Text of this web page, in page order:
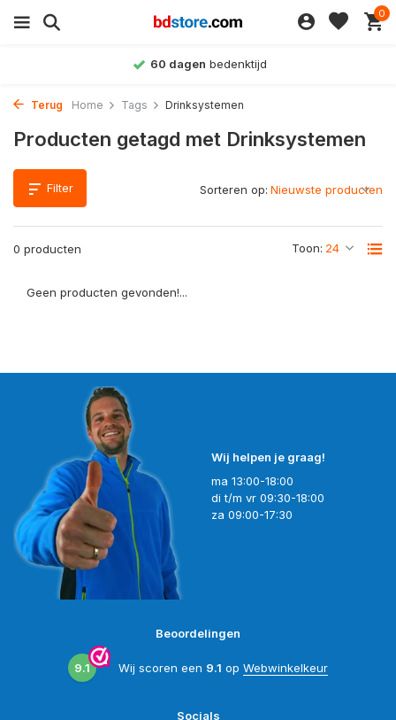
0
60 dagen bedenktijd
Terug Home Tags Drinksystemen
Producten getagd met Drinksystemen
Filter
0 producten Toon:
Sorteren op:
Geen producten gevonden!...
Wij helpen je graag!
ma 13:00-18:00
di t/m vr 09:30-18:00
za 09:00-17:30
Beoordelingen
9.1 Wij scoren een 9.1 op Webwinkelkeur
Socials